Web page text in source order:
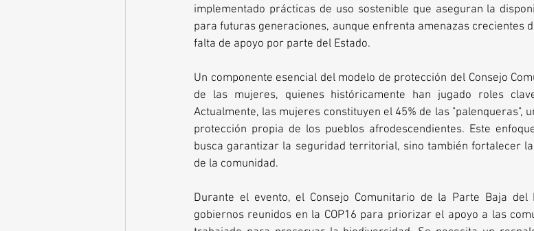
implementado prácticas de uso sostenible que aseguran la
para futuras generaciones, aunque enfrenta amenazas crecientes
falta de apoyo por parte del Estado.
Un componente esencial del modelo de protección del Consejo
de las mujeres, quienes históricamente han jugado roles
Actualmente, las mujeres constituyen el 45% de las "palenqueras",
protección propia de los pueblos afrodescendientes. Este
busca garantizar la seguridad territorial, sino también fortalecer
de la comunidad.
Durante el evento, el Consejo Comunitario de la Parte Baja
gobiernos reunidos en la COP16 para priorizar el apoyo a las